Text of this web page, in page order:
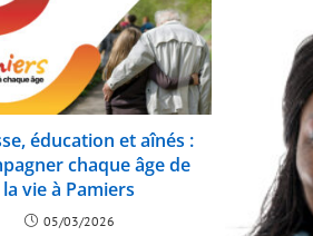
éducation et aînés :
chaque âge de
la vie à Pamiers
05/03/2026